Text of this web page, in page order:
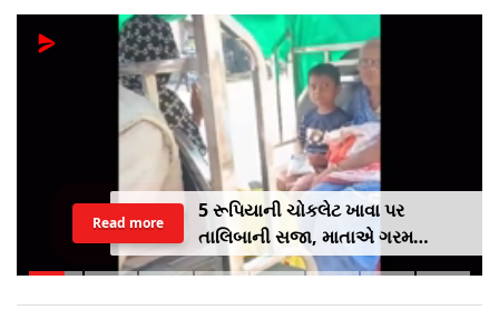
5 રૂપિયાની ચોકલેટ ખાવા પર
તાલિબાની સજા, માતાએ ગરમ
ચપ્પુથી પુત્રના પગમાં આપ્યો ડામ,
Read more